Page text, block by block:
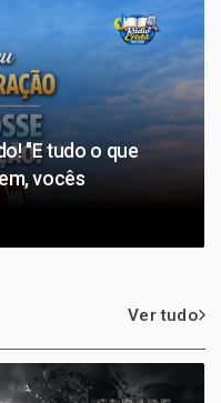
"E tudo o que
vocês
Ver tudo